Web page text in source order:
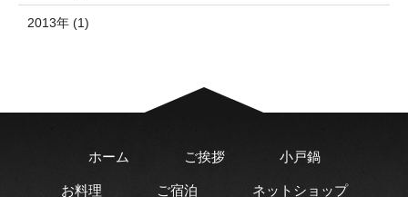
2013年 (1)
ホーム ご挨拶 小戸鍋
お料理 ご宿泊 ネットショップ